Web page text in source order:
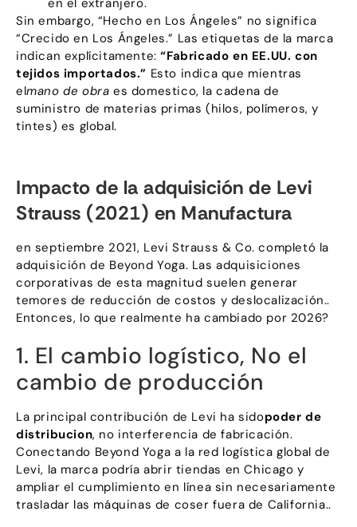
en el extranjero.
Sin embargo, “Hecho en Los Ángeles” no significa
“Crecido en Los Ángeles.” Las etiquetas de la marca
indican explícitamente:“Fabricado en EE.UU. con
tejidos importados.” Esto indica que mientras
elmano de obra es domestico, la cadena de
suministro de materias primas (hilos, polímeros, y
tintes) es global.​
Impacto de la adquisición de Levi
Strauss (2021) en Manufactura
en septiembre 2021, Levi Strauss & Co. completó la
adquisición de Beyond Yoga. Las adquisiciones
corporativas de esta magnitud suelen generar
temores de reducción de costos y deslocalización..
Entonces, lo que realmente ha cambiado por 2026?
1. El cambio logístico, No el
cambio de producción
La principal contribución de Levi ha sidopoder de
distribucion, no interferencia de fabricación.
Conectando Beyond Yoga a la red logística global de
Levi, la marca podría abrir tiendas en Chicago y
ampliar el cumplimiento en línea sin necesariamente
trasladar las máquinas de coser fuera de California..